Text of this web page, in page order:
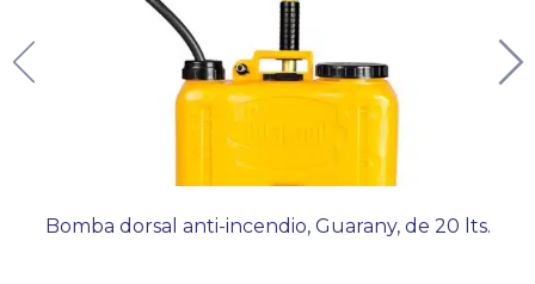
Bomba dorsal anti-incendio, Guarany, de 20 lts.